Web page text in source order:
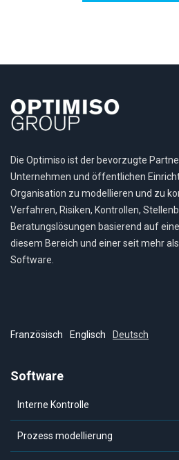
Die Optimiso ist der bevorzugte
Unternehmen und öffentlichen
Organisation zu modellieren und zu
Verfahren, Risiken, Kontrollen,
Beratungslösungen basierend auf
diesem Bereich und einer seit mehr
Software.
Französisch Englisch Deutsch
Software
Interne Kontrolle
Prozess modellierung